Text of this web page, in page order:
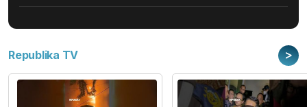
Republika TV >